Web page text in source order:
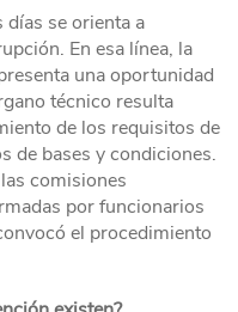
se orienta a
En esa línea, la
una oportunidad
técnico resulta
de los requisitos de
de bases y condiciones.
comisiones
por funcionarios
el procedimiento